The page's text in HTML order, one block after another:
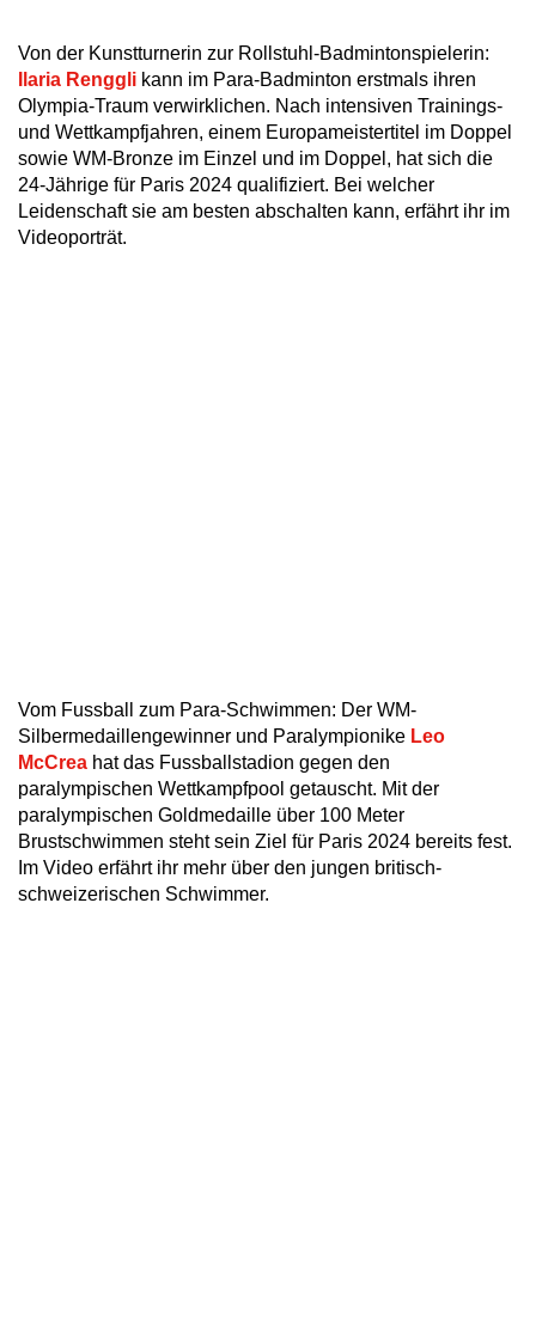
Von der Kunstturnerin zur Rollstuhl-Badmintonspielerin:
Ilaria Renggli kann im Para-Badminton erstmals ihren
Olympia-Traum verwirklichen. Nach intensiven Trainings-
und Wettkampfjahren, einem Europameistertitel im Doppel
sowie WM-Bronze im Einzel und im Doppel, hat sich die
24-Jährige für Paris 2024 qualifiziert. Bei welcher
Leidenschaft sie am besten abschalten kann, erfährt ihr im
Videoporträt.
Vom Fussball zum Para-Schwimmen: Der WM-
Silbermedaillengewinner und Paralympionike Leo
McCrea hat das Fussballstadion gegen den
paralympischen Wettkampfpool getauscht. Mit der
paralympischen Goldmedaille über 100 Meter
Brustschwimmen steht sein Ziel für Paris 2024 bereits fest.
Im Video erfährt ihr mehr über den jungen britisch-
schweizerischen Schwimmer.